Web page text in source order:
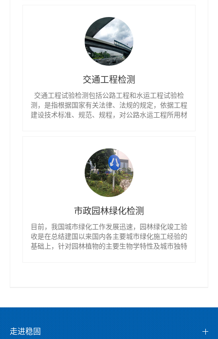
交通工程检测
交通工程试验检测包括公路工程和水运工程试验检
测，是指根据国家有关法律、法规的规定，依据工程
建设技术标准、规范、规程，对公路水运工程所用材
市政园林绿化检测
目前，我国城市绿化工作发展迅速，园林绿化竣工验
收是在总结建国以来国内各主要城市绿化施工经验的
基础上，针对园林植物的主要生物学特性及城市独特
走进稳固